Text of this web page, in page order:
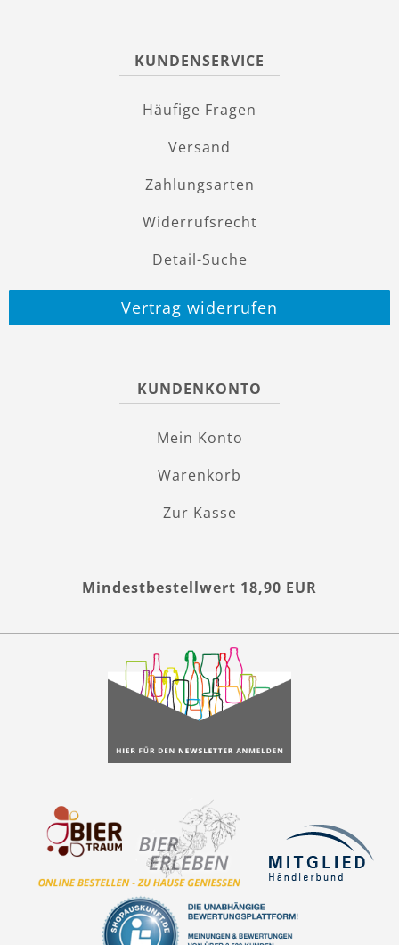
KUNDENSERVICE
Häufige Fragen
Versand
Zahlungsarten
Widerrufsrecht
Detail-Suche
Vertrag widerrufen
KUNDENKONTO
Mein Konto
Warenkorb
Zur Kasse
Mindestbestellwert 18,90 EUR